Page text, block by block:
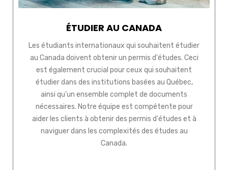
ÉTUDIER AU CANADA
Les étudiants internationaux qui souhaitent étudier
au Canada doivent obtenir un permis d'études. Ceci
est également crucial pour ceux qui souhaitent
étudier dans des institutions basées au Québec,
ainsi qu'un ensemble complet de documents
nécessaires. Notre équipe est compétente pour
aider les clients à obtenir des permis d'études et à
naviguer dans les complexités des études au
Canada.